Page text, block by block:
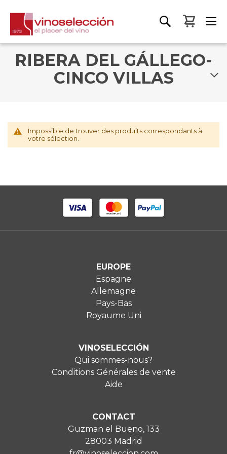
Mon
RIBERA DEL GÁLLEGO-
CINCO VILLAS
Impossible de trouver des produits correspondants à
votre sélection.
EUROPE
Espagne
Allemagne
Pays-Bas
Royaume Uni
VINOSELECCIÓN
Qui sommes-nous?
Conditions Générales de vente
Aide
CONTACT
Guzman el Bueno, 133
28003 Madrid